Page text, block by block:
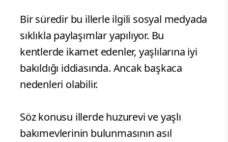
Bir süredir bu illerle ilgili sosyal medyada
sıklıkla paylaşımlar yapılıyor. Bu
kentlerde ikamet edenler, yaşlılarına iyi
bakıldığı iddiasında. Ancak başkaca
nedenleri olabilir.
Söz konusu illerde huzurevi ve yaşlı
bakımevlerinin bulunmasının asıl